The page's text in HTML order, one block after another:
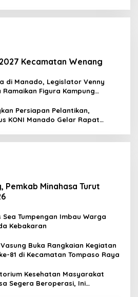
Kecamatan Wenang
di Manado, Legislator Venny
Ramaikan Figura Kampung
Persiapan Pelantikan,
KONI Manado Gelar Rapat
Pemkab Minahasa Turut
Sea Tumpengan Imbau Warga
Kebakaran
Buka Rangkaian Kegiatan
81 di Kecamatan Tompaso Raya
Kesehatan Masyarakat
Segera Beroperasi, Ini